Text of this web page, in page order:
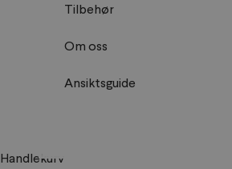
Tilbehør
Om oss
Ansiktsguide
Handlekurv